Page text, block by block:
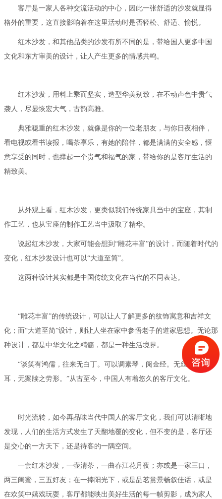
客厅是一家人各种交流活动的中心，因此一张舒适的沙发就显得
格外的重要，这直接影响着在这里活动时是否轻松、舒适、愉悦。
红木沙发，和其他品类的沙发有所不同的是，带给国人更多中国
文化和东方审美的设计，让人产生更多的情感共鸣。
红木沙发，用料上乘而坚实，造型华美别致，在不动声色中贵气
袭人，尽显恢宏大气，古韵高雅。
典雅稳重的红木沙发，就像是你的一位老朋友，与你日夜相伴，
看电视或看书读报，喝茶享乐，有她的陪伴，都是满满的安全感，惬
意享受的同时，也撑起一个贵气和福气的家，带给你的是客厅生活的
精致美。
从外观上看，红木沙发，更类似我们传统家具当中的宝座，其制
作工艺，也从宝座的制作工艺当中汲取了精华。
说起红木沙发，大家可能会想到“雕花丰富”的设计，而随着时代的
变化，红木沙发设计也可以“大道至简”。
这两种设计其实都是中国传统文化在当代的不同表达。
“雕花丰富”的传统设计，可以让人了解更多的纹饰寓意和吉祥文
化；而“大道至简”设计，则让人坐在家中参悟老子的道家思想。无论那
种设计，都是中华文化之精髓，都是一种生活境界。
“谈笑有鸿儒，往来无白丁。可以调素琴，阅金经。无丝竹之乱
耳，无案牍之劳形。”从古至今，中国人有着悠久的客厅文化。
时光流转，如今再品味当代中国人的客厅文化，我们可以清晰地
发现，人们的生活方式发生了天翻地覆的变化，但不变的是，客厅还
是交心的一方天下，还是待客的一隅空间。
一套红木沙发，一壶清茶，一曲春江花月夜；亦或是一家三口，
两三闺蜜，三五好友；在一捧阳光下，或是品茗赏景畅叙佳话，或是
在欢笑中嬉戏玩耍，客厅都能映出美好生活的每一帧剪影，成为家人